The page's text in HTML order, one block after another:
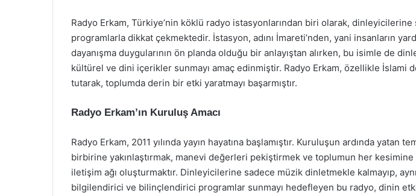
Radyo Erkam, Türkiye’nin köklü radyo istasyonlarından biri olarak,
programlarla dikkat çekmektedir. İstasyon, adını İmareti’nden, yani insanların
dayanışma duygularının ön planda olduğu bir anlayıştan alırken, bu isimle de
kültürel ve dini içerikler sunmayı amaç edinmiştir. Radyo Erkam, özellikle İslami
tutarak, toplumda derin bir etki yaratmayı başarmıştır.
Radyo Erkam’ın Kuruluş Amacı
Radyo Erkam, 2011 yılında yayın hayatına başlamıştır. Kuruluşun ardında yatan
birbirine yakınlaştırmak, manevi değerleri pekiştirmek ve toplumun her
iletişim ağı oluşturmaktır. Dinleyicilerine sadece müzik dinletmekle kalmayıp,
bilgilendirici ve bilinçlendirici programlar sunmayı hedefleyen bu radyo, dinin